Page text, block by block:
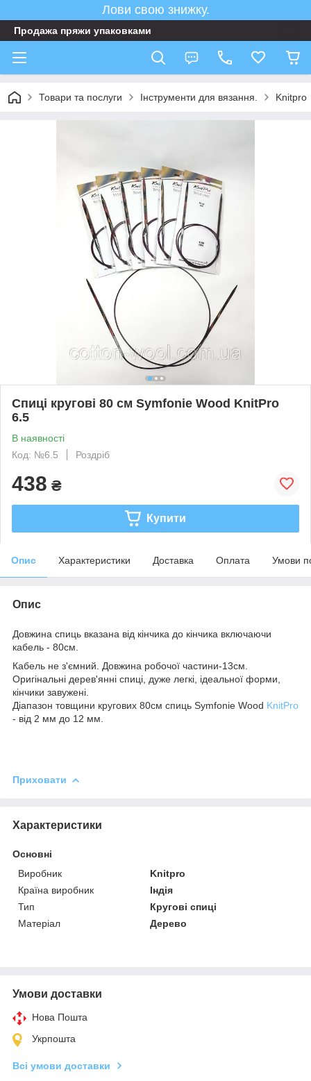
Лови свою знижку.
Продажа пряжи упаковками
Товари та послуги Інструменти для вязання. Knitpro
Спиці кругові 80 см Symfonie Wood KnitPro
6.5
В наявності
Код: №6.5
Роздріб
438 ₴
Купити
Опис Характеристики Доставка Оплата Умови
Опис
Довжина спиць вказана від кінчика до кінчика включаючи
кабель - 80см.
Кабель не з'ємний. Довжина робочої частини-13см.
Оригінальні дерев'янні спиці, дуже легкі, ідеальної форми,
кінчики завужені.
Діапазон товщини кругових 80см спиць Symfonie Wood KnitPro
- від 2 мм до 12 мм.
Приховати
Характеристики
Основні
Виробник
Knitpro
Країна виробник
Індія
Тип
Кругові спиці
Матеріал
Дерево
Умови доставки
Нова Пошта
Укрпошта
Всі умови доставки